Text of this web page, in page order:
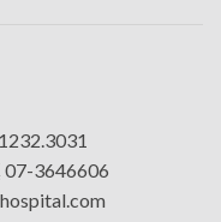
3646606